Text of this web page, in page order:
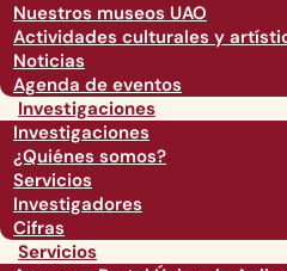
Nuestros museos UAO
Actividades culturales y
Noticias
Agenda de eventos
Investigaciones
Investigaciones
¿Quiénes somos?
Servicios
Investigadores
Cifras
Servicios